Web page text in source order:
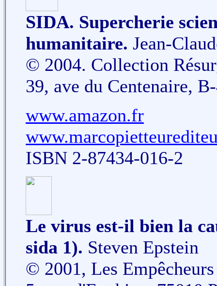
SIDA. Supercherie
humanitaire. Jean-
© 2004. Collection
39, ave du Centenaire,
www.amazon.fr
ISBN 2-87434-016-2
Le virus est-il bien la
sida 1). Steven Epstein
© 2001, Les